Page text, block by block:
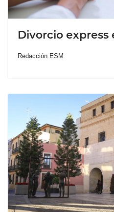
Divorcio express
Redacción ESM